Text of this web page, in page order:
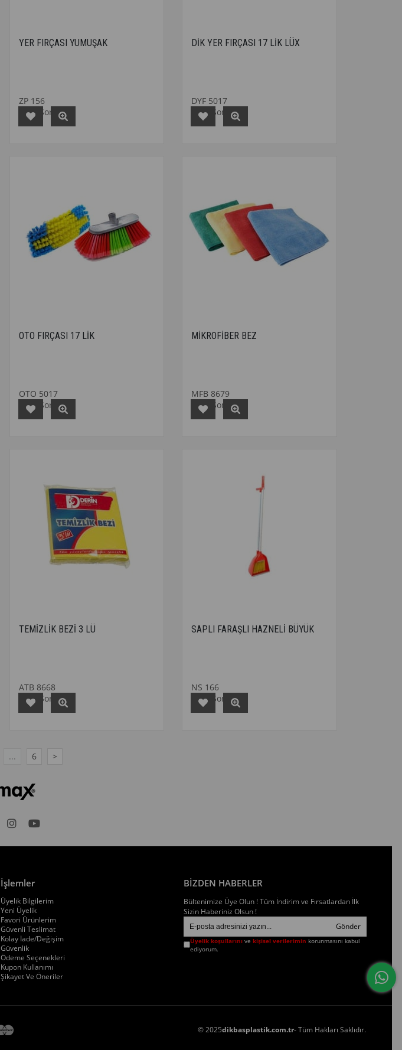
YER FIRÇASI YUMUŞAK
ZP 156
Fiyat Sorunuz
DİK YER FIRÇASI 17 LİK LÜX
DYF 5017
Fiyat Sorunuz
OTO FIRÇASI 17 LİK
OTO 5017
Fiyat Sorunuz
MİKROFİBER BEZ
MFB 8679
Fiyat Sorunuz
TEMİZLİK BEZİ 3 LÜ
ATB 8668
Fiyat Sorunuz
SAPLI FARAŞLI HAZNELİ BÜYÜK
NS 166
Fiyat Sorunuz
... 6 >
İşlemler
Üyelik Bilgilerim
Yeni Üyelik
Favori Ürünlerim
Güvenli Teslimat
Kolay İade/Değişim
Güvenlik
Ödeme Seçenekleri
Kupon Kullanımı
Şikayet Ve Öneriler
BİZDEN HABERLER
Bültenimize Üye Olun ! Tüm İndirim ve Fırsatlardan İlk
Sizin Haberiniz Olsun !
Gönder
Üyelik koşullarınıve kişisel verilerimin korunmasını kabul
ediyorum.
© 2025dikbasplastik.com.tr- Tüm Hakları Saklıdır.